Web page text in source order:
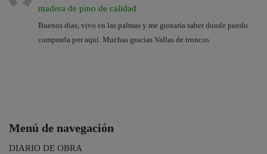
madera de pino de calidad
Buenos dias, vivo en las palmas y me gustaría saber donde puedo
comprarla por aquí. Muchas gracias Vallas de troncos
Menú de navegación
DIARIO DE OBRA